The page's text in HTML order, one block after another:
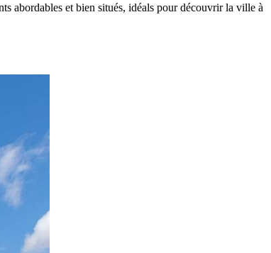
abordables et bien situés, idéals pour découvrir la ville à